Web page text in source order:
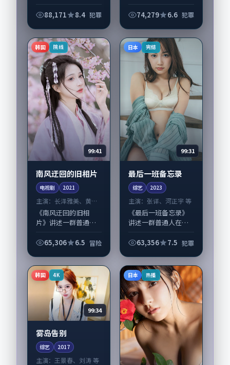
《回声倒数的明信
纲主线；取景与声音
设计凸显日本城市质
感，适...
88,171 8.4 犯罪
黄政民、任素汐领衔
韩国完成制作协同，
2025-11-0...
74,279 6.6 犯罪
韩国 院线
99:41
南风迂回的旧相片
电视剧 2021
主演： 长泽雅美、黄渤
等
《南风迂回的旧相
片》讲述一群普通人
写人生轨迹的故事，
导演奉俊昊擅长留白
叙事，长泽雅美、黄
65,306 6.5 冒险
日本 完结
99:31
最后一班备忘录
综艺 2023
主演： 张译、河正宇 等
《最后一班备忘录》
讲述一群普通人在偶
生轨迹的故事，犯罪
滨口龙介擅长留白叙
事，张译、河正宇的...
63,356 7.5 犯罪
韩国 4K
99:34
雾岛告别
综艺 2017
主演： 王景春、刘涛 等
日本 热播